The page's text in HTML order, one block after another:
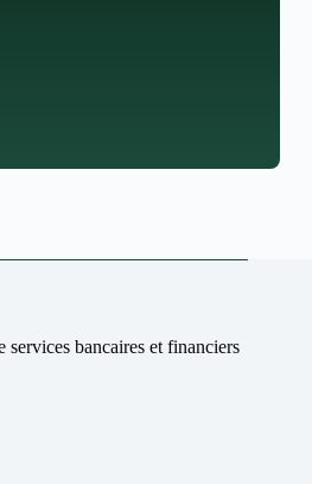
services bancaires et financiers